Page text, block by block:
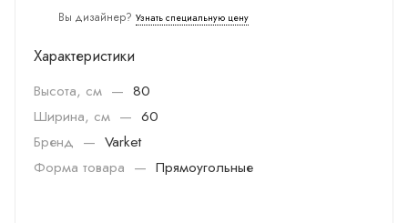
Вы дизайнер? Узнать специальную цену
Характеристики
Высота, см — 80
Ширина, см — 60
Бренд — Varket
Форма товара — Прямоугольные